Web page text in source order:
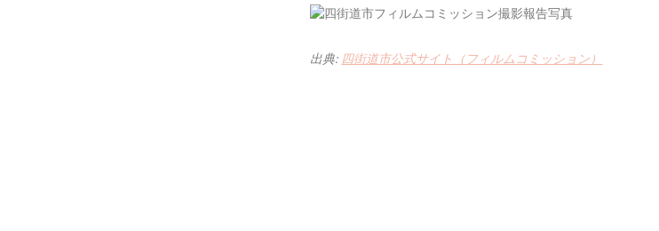
出典: 四街道市公式サイト（フィルムコミッション）